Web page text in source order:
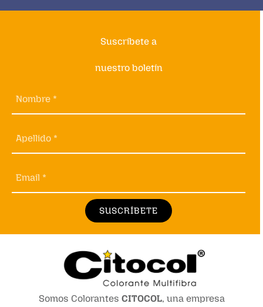
Suscríbete a
nuestro boletín
Nombre *
Apellido *
Email *
SUSCRÍBETE
Somos Colorantes CITOCOL, una empresa